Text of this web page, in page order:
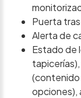
Puerta
Alerta de
Estado de
(contenido
opciones),